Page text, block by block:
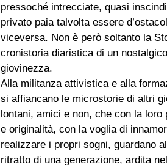
pressoché intrecciate, quasi
privato paia talvolta essere
viceversa. Non è però soltanto la
cronistoria diaristica di un
giovinezza.
Alla militanza attivistica e alla
si affiancano le microstorie di altri
lontani, amici e non, che con la loro
e originalità, con la voglia di
realizzare i propri sogni, guardano
ritratto di una generazione, ardita